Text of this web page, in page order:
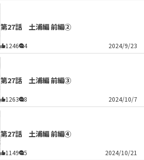
第27話 土浦編 前編②
1246 4 2024/9/23
第27話 土浦編 前編③
1263 8 2024/10/7
第27話 土浦編 前編④
1149 5 2024/10/21